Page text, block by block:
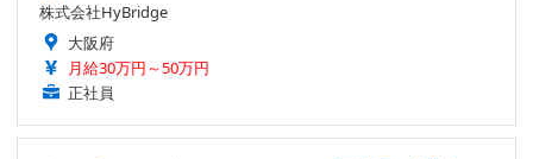
株式会社HyBridge
大阪府
月給30万円～50万円
正社員